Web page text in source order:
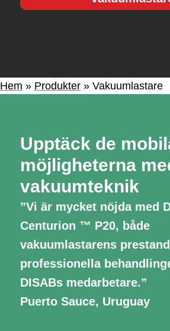
Hem » Produkter » Vakuumlastare
Upptäck de
möjligheterna
vakuumteknik
”Vi är mycket nöjda med
Centurion ™ P20, både
vakuumlastarens
professionella
DISABs medarbetare.”
Puerto Sauce, Uruguay